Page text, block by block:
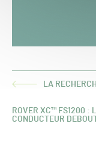
ARTICLE LA
ARTICLE
ROVER XC™ FS1200 :
CONDUCTEUR